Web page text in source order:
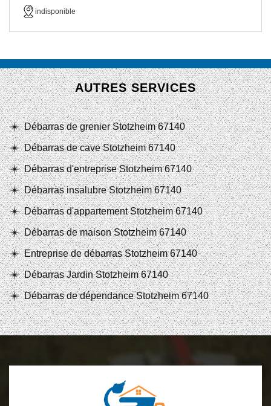
indisponible
AUTRES SERVICES
Débarras de grenier Stotzheim 67140
Débarras de cave Stotzheim 67140
Débarras d'entreprise Stotzheim 67140
Débarras insalubre Stotzheim 67140
Débarras d'appartement Stotzheim 67140
Débarras de maison Stotzheim 67140
Entreprise de débarras Stotzheim 67140
Débarras Jardin Stotzheim 67140
Débarras de dépendance Stotzheim 67140